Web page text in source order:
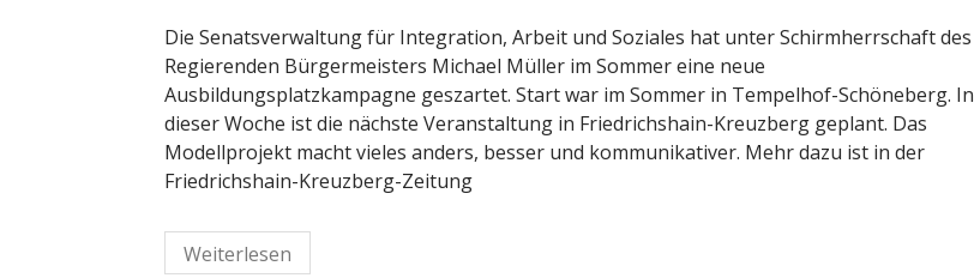
Die Senatsverwaltung für Integration, Arbeit und Soziales hat unter Schirmherrschaft des
Regierenden Bürgermeisters Michael Müller im Sommer eine neue
Ausbildungsplatzkampagne geszartet. Start war im Sommer in Tempelhof-Schöneberg. In
dieser Woche ist die nächste Veranstaltung in Friedrichshain-Kreuzberg geplant. Das
Modellprojekt macht vieles anders, besser und kommunikativer. Mehr dazu ist in der
Friedrichshain-Kreuzberg-Zeitung
Weiterlesen